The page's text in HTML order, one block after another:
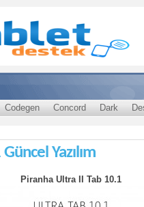
Codegen Concord Dark
Yazılım
Piranha Ultra II Tab 10.1